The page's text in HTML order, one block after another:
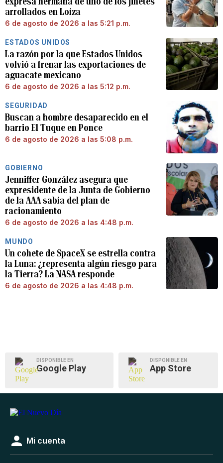
arrollados en Loíza
6 de agosto de 2026 a las 5:21 p.m.
ESTADOS UNIDOS
La razón por la que Estados Unidos
volvió a frenar las exportaciones de
aguacate mexicano
6 de agosto de 2026 a las 5:12 p.m.
SEGURIDAD
Buscan a hombre desaparecido en el
barrio El Tuque en Ponce
6 de agosto de 2026 a las 5:08 p.m.
GOBIERNO
Jenniffer González asegura que
expresidente de la Junta de Gobierno
de la AAA sabía del plan de
racionamiento
6 de agosto de 2026 a las 4:48 p.m.
MUNDO
Un cohete de SpaceX se estrella contra
la Luna: ¿representa algún riesgo para
la Tierra? La NASA responde
6 de agosto de 2026 a las 4:48 p.m.
DISPONIBLE EN
Google Play
DISPONIBLE EN
App Store
Mi cuenta